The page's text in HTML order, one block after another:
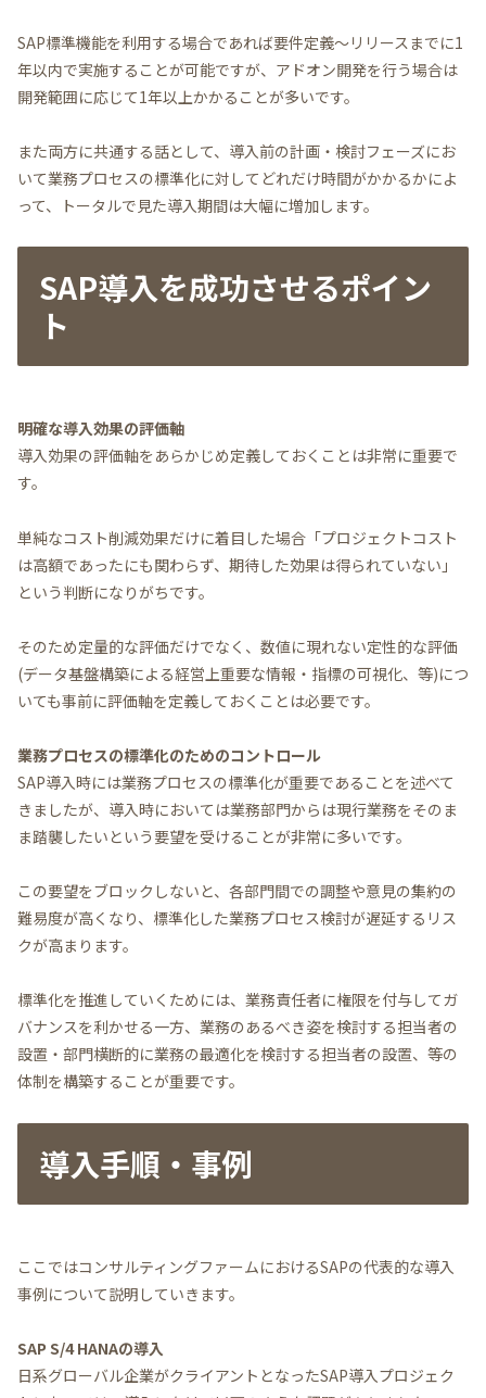
SAP標準機能を利用する場合であれば要件定義～リリースまでに1
年以内で実施することが可能ですが、アドオン開発を行う場合は
開発範囲に応じて1年以上かかることが多いです。
また両方に共通する話として、導入前の計画・検討フェーズにお
いて業務プロセスの標準化に対してどれだけ時間がかかるかによ
って、トータルで見た導入期間は大幅に増加します。
SAP導入を成功させるポイン
ト
明確な導入効果の評価軸
導入効果の評価軸をあらかじめ定義しておくことは非常に重要で
す。
単純なコスト削減効果だけに着目した場合「プロジェクトコスト
は高額であったにも関わらず、期待した効果は得られていない」
という判断になりがちです。
そのため定量的な評価だけでなく、数値に現れない定性的な評価
(データ基盤構築による経営上重要な情報・指標の可視化、等)につ
いても事前に評価軸を定義しておくことは必要です。
業務プロセスの標準化のためのコントロール
SAP導入時には業務プロセスの標準化が重要であることを述べて
きましたが、導入時においては業務部門からは現行業務をそのま
ま踏襲したいという要望を受けることが非常に多いです。
この要望をブロックしないと、各部門間での調整や意見の集約の
難易度が高くなり、標準化した業務プロセス検討が遅延するリス
クが高まります。
標準化を推進していくためには、業務責任者に権限を付与してガ
バナンスを利かせる一方、業務のあるべき姿を検討する担当者の
設置・部門横断的に業務の最適化を検討する担当者の設置、等の
体制を構築することが重要です。
導入手順・事例
ここではコンサルティングファームにおけるSAPの代表的な導入
事例について説明していきます。
SAP S/4 HANAの導入
日系グローバル企業がクライアントとなったSAP導入プロジェク